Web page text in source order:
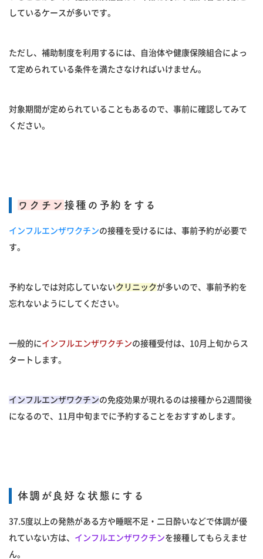
しているケースが多いです。
ただし、補助制度を利用するには、自治体や健康保険組合によっ
て定められている条件を満たさなければいけません。
対象期間が定められていることもあるので、事前に確認してみて
ください。
ワクチン 接種の予約をする
インフルエンザワクチンの接種を受けるには、事前予約が必要で
す。
予約なしでは対応していないクリニックが多いので、事前予約を
忘れないようにしてください。
一般的にインフルエンザワクチンの接種受付は、10月上旬からス
タートします。
インフルエンザワクチンの免疫効果が現れるのは接種から2週間後
になるので、11月中旬までに予約することをおすすめします。
体調が良好な状態にする
37.5度以上の発熱がある方や睡眠不足・二日酔いなどで体調が優
れていない方は、 インフルエンザワクチンを接種してもらえませ
ん。